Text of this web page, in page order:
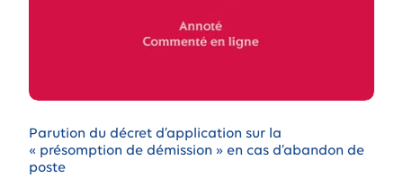
Parution du décret d’application sur la
« présomption de démission » en cas d’abandon de
poste